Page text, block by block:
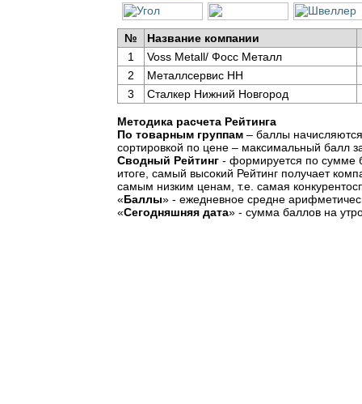
№
Название компании
1
Voss Metall/ Фосс Металл
2
Металлсервис НН
3
Сталкер Нижний Новгород
Методика расчета Рейтинга
По товарным группам – баллы
сортировкой по цене – максимальный балл
Сводный Рейтинг - формируется по сумме
итоге, самый высокий Рейтинг получает
самым низким ценам, т.е. самая
«Баллы» - ежедневное средне
«Сегодняшняя дата» - сумма баллов на